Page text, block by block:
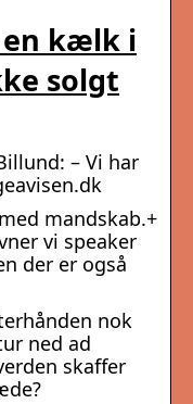
kælk i
solgt
– Vi har
mandskab.+
vi speaker
der er også
nok
ned ad
skaffer